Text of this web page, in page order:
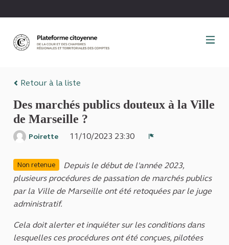
Retour à la liste
Des marchés publics douteux à la Ville
de Marseille ?
Poirette
11/10/2023 23:30
Non retenue
Depuis le début de l'année 2023,
plusieurs procédures de passation de marchés publics
par la Ville de Marseille ont été retoquées par le juge
administratif.
Cela doit alerter et inquiéter sur les conditions dans
lesquelles ces procédures ont été conçues, pilotées